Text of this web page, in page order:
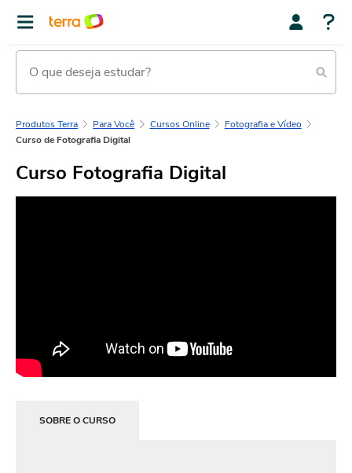
Produtos Terra Para Você Cursos Online
Fotografia e Vídeo
Curso de Fotografia Digital
Curso Fotografia Digital
SOBRE O CURSO